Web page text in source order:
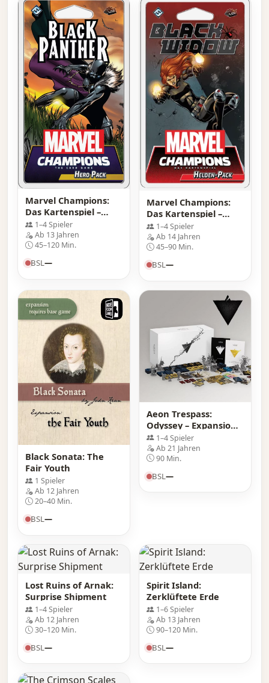
Marvel Champions:
Das Kartenspiel –
Helden-Pack Black
Panther
1–4 Spieler
Ab 13 Jahren
45–120 Min.
BSL—
Marvel Champions:
Das Kartenspiel –
Helden-Pack Black
Widow
1–4 Spieler
Ab 14 Jahren
45–90 Min.
BSL—
Black Sonata: The
Fair Youth
1 Spieler
Ab 12 Jahren
20–40 Min.
BSL—
Aeon Trespass:
Odyssey – Expansions
Box1–4 Spieler
Ab 21 Jahren
90 Min.
BSL—
Lost Ruins of Arnak:
Surprise Shipment
1–4 Spieler
Ab 12 Jahren
30–120 Min.
BSL—
Spirit Island:
Zerklüftete Erde
1–6 Spieler
Ab 13 Jahren
90–120 Min.
BSL—